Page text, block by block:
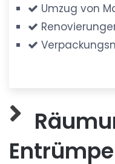
Umzug von